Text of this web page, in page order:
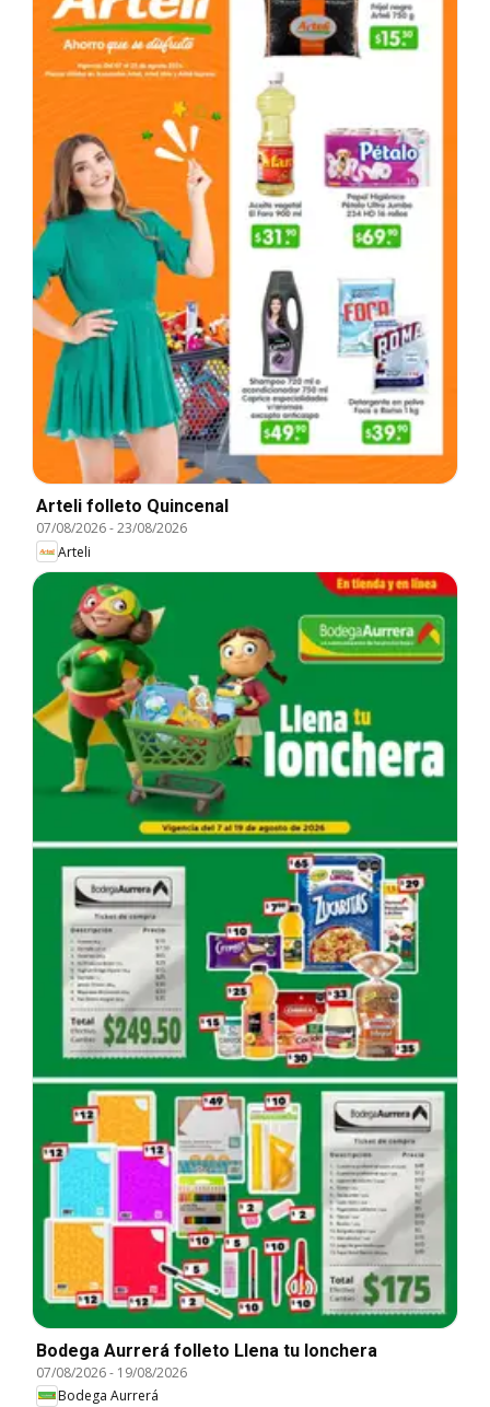
Arteli folleto Quincenal
07/08/2026-23/08/2026
Arteli
Bodega Aurrerá folleto Llena tu lonchera
07/08/2026- 19/08/2026
Bodega Aurrerá